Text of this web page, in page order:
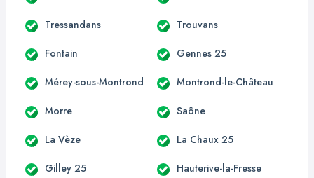
Tressandans Trouvans
Fontain Gennes 25
Mérey-sous-Montrond Montrond-le-Château
Morre Saône
La Vèze La Chaux 25
Gilley 25 Hauterive-la-Fresse